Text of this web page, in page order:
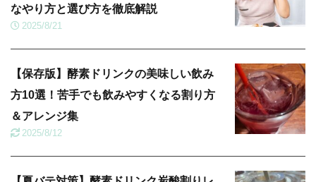
なやり方と選び方を徹底解説
2025/8/21
【保存版】酵素ドリンクの美味しい飲み
方10選！苦手でも飲みやすくなる割り方
＆アレンジ集
2025/8/12